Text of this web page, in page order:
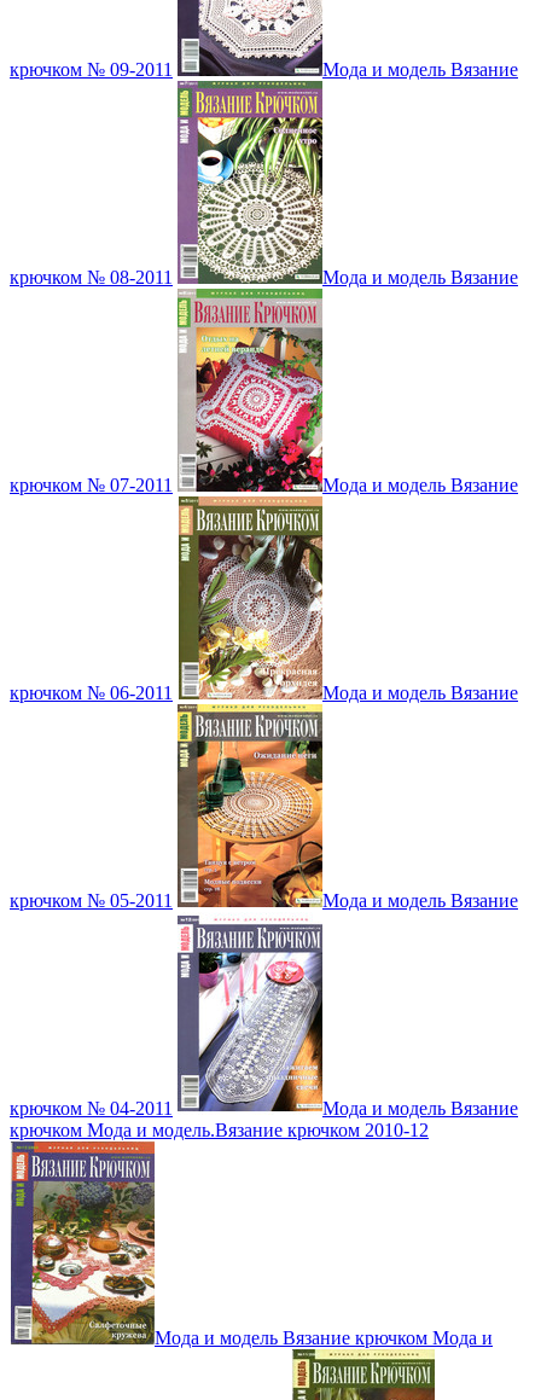
крючком № 09-2011 Мода и модель Вязание
крючком № 08-2011 Мода и модель Вязание
крючком № 07-2011 Мода и модель Вязание
крючком № 06-2011 Мода и модель Вязание
крючком № 05-2011 Мода и модель Вязание
крючком № 04-2011
Мода и модель Вязание
крючком Мода и модель.Вязание крючком 2010-12
Мода и модель Вязание крючком Мода и